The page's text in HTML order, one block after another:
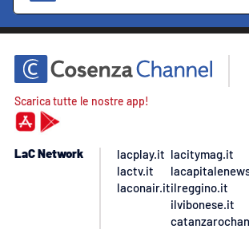
Scarica tutte le nostre app!
LaC Network
lacplay.it
lactv.it
laconair.it
lacitymag.it
ilreggino.it
ilvibonese.it